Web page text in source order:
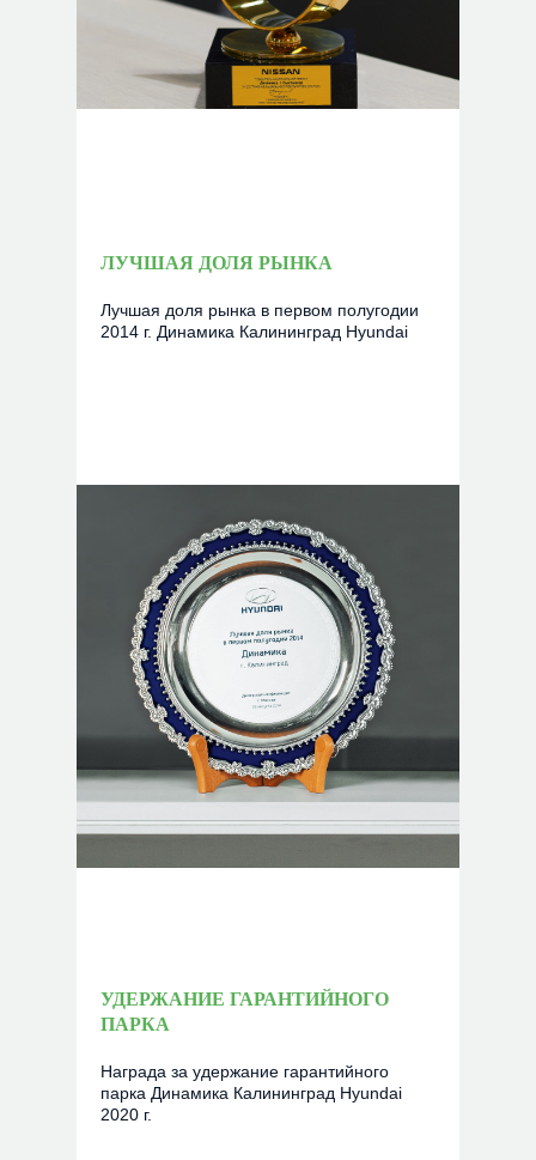
ЛУЧШАЯ ДОЛЯ РЫНКА
Лучшая доля рынка в первом полугодии
2014 г. Динамика Калининград Hyundai
УДЕРЖАНИЕ ГАРАНТИЙНОГО
ПАРКА
Награда за удержание гарантийного
парка Динамика Калининград Hyundai
2020 г.